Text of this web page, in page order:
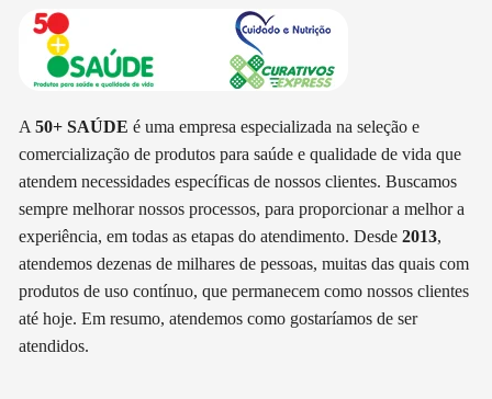
A50+ SAÚDE é uma empresa especializada na seleção e
comercialização de produtos para saúde e qualidade de vida que
atendem necessidades específicas de nossos clientes. Buscamos
sempre melhorar nossos processos, para proporcionar a melhor a
experiência, em todas as etapas do atendimento. Desde2013,
atendemos dezenas de milhares de pessoas, muitas das quais com
produtos de uso contínuo, que permanecem como nossos clientes
até hoje. Em resumo, atendemos como gostaríamos de ser
atendidos.